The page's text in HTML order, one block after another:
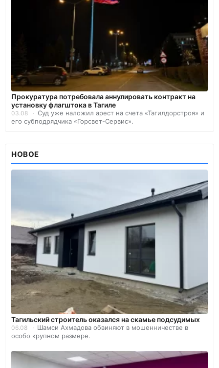
Прокуратура потребовала аннулировать контракт на
установку флагштока в Тагиле
03.08
Суд уже наложил арест на счета «Тагилдорстроя» и
его субподрядчика «Горсвет-Сервис».
НОВОЕ
Тагильский строитель оказался на скамье подсудимых
06.08
Шамси Ахмадова обвиняют в мошенничестве в
особо крупном размере.